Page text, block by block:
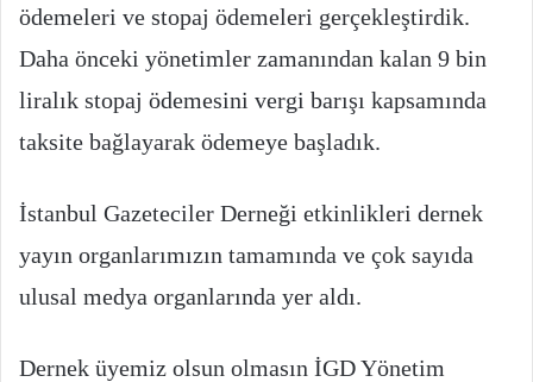
ödemeleri ve stopaj ödemeleri gerçekleştirdik.
Daha önceki yönetimler zamanından kalan 9 bin
liralık stopaj ödemesini vergi barışı kapsamında
taksite bağlayarak ödemeye başladık.
İstanbul Gazeteciler Derneği etkinlikleri dernek
yayın organlarımızın tamamında ve çok sayıda
ulusal medya organlarında yer aldı.
Dernek üyemiz olsun olmasın İGD Yönetim